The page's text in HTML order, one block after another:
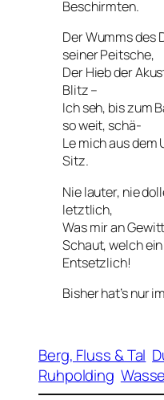
Beschirmten.
Der Wumms des
seiner Peitsche,
Der Hieb der
Blitz –
Ich seh, bis zum
so weit, schä-
Le mich aus dem
Sitz.
Nie lauter, nie
letztlich,
Was mir an
Schaut, welch
Entsetzlich!
Bisher hat’s nur
Berg, Fluss & Tal
Ruhpolding